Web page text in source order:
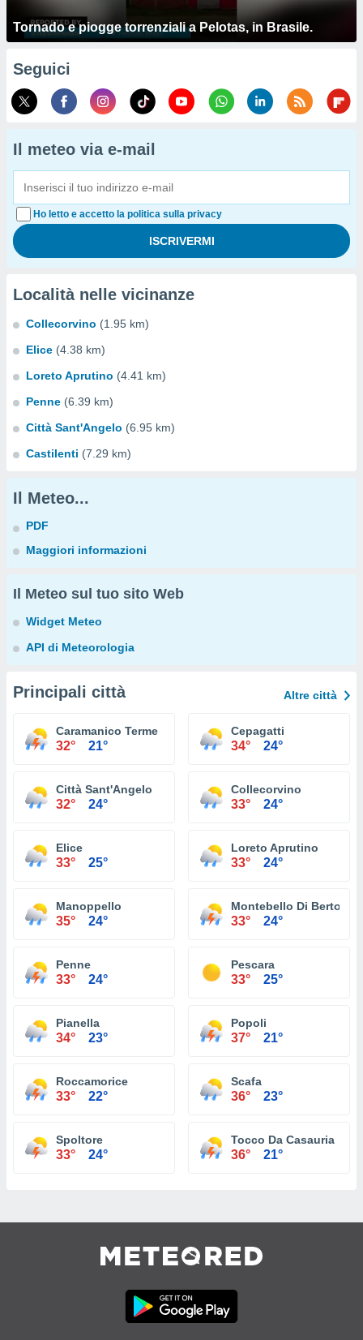
Tornado e piogge torrenziali a Pelotas, in Brasile.
Seguici
Il meteo via e-mail
Ho letto e accetto la politica sulla privacy
Località nelle vicinanze
Collecorvino (1.95 km)
Elice (4.38 km)
Loreto Aprutino (4.41 km)
Penne (6.39 km)
Città Sant'Angelo (6.95 km)
Castilenti (7.29 km)
Il Meteo...
PDF
Maggiori informazioni
Il Meteo sul tuo sito Web
Widget Meteo
API di Meteorologia
Principali città Altre città
Caramanico Terme
32° 21°
Cepagatti
34° 24°
Città Sant'Angelo
32° 24°
Collecorvino
33° 24°
Elice
33° 25°
Loreto Aprutino
33° 24°
Manoppello
35° 24°
Montebello Di Bertona
33° 24°
Penne
33° 24°
Pescara
33° 25°
Pianella
34° 23°
Popoli
37° 21°
Roccamorice
33° 22°
Scafa
36° 23°
Spoltore
33° 24°
Tocco Da Casauria
36° 21°